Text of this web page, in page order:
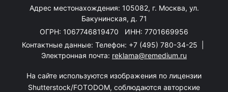
Адрес местонахождения: 105082, г. Москва, ул.
Бакунинская, д. 71
ОГРН: 1067746819470 ИНН: 7701669956
Контактные данные: Телефон: +7 (495) 780-34-25
Электронная почта: reklama@remedium.ru
На сайте используются изображения по лицензии
Shutterstock/FOTODOM, соблюдаются авторские